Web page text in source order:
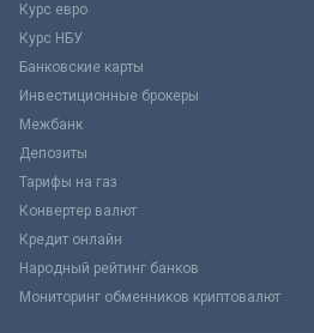
Курс евро
Курс НБУ
Банковские карты
Инвестиционные брокеры
Межбанк
Депозиты
Тарифы на газ
Конвертер валют
Кредит онлайн
Народный рейтинг банков
Мониторинг обменников криптовалют